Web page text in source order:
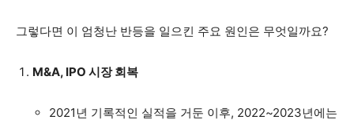
그렇다면 이 엄청난 반등을 일으킨 주요 원인은 무엇일까요?
M&A, IPO 시장 회복
2021년 기록적인 실적을 거둔 이후, 2022~2023년에는